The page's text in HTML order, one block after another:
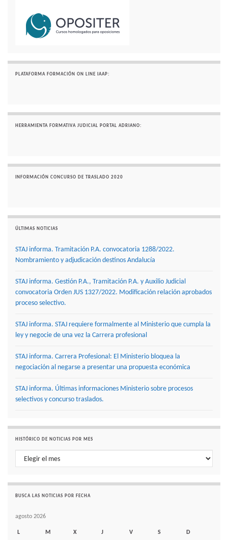
PLATAFORMA FORMACIÓN ON LINE IAAP:
HERRAMIENTA FORMATIVA JUDICIAL PORTAL ADRIANO:
INFORMACIÓN CONCURSO DE TRASLADO 2020
ÚLTIMAS NOTICIAS
STAJ informa. Tramitación P.A. convocatoria 1288/2022.
Nombramiento y adjudicación destinos Andalucía
STAJ informa. Gestión P.A., Tramitación P.A. y Auxilio Judicial
convocatoria Orden JUS 1327/2022. Modificación relación aprobados
proceso selectivo.
STAJ informa. STAJ requiere formalmente al Ministerio que cumpla la
ley y negocie de una vez la Carrera profesional
STAJ informa. Carrera Profesional: El Ministerio bloquea la
negociación al negarse a presentar una propuesta económica
STAJ informa. Últimas informaciones Ministerio sobre procesos
selectivos y concurso traslados.
HISTÓRICO DE NOTICIAS POR MES
Histórico de noticias por mes
BUSCA LAS NOTICIAS POR FECHA
agosto 2026
L M X J V S
D